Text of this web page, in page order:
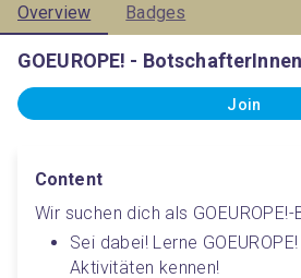
Overview Badges
GOEUROPE! -
Join
Content
Wir suchen dich als GOEUROPE!-
Sei dabei! Lerne GOEUROPE
Aktivitäten kennen!